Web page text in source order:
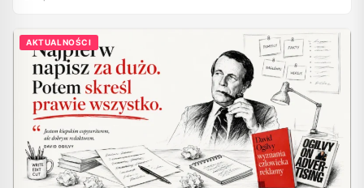
AKTUALNOŚCI